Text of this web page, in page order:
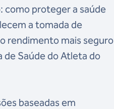
como proteger a saúde
a tomada de
rendimento mais seguro
de Saúde do Atleta do
baseadas em